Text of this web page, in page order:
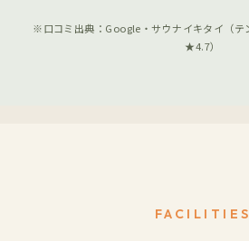
※口コミ出典：Google・サウナイキタイ（テ
★4.7）
FACILITIES